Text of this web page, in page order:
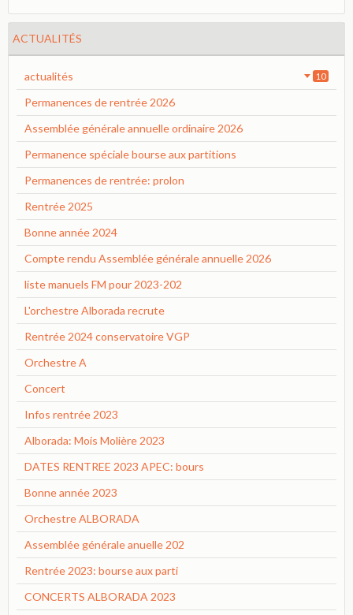
ACTUALITÉS
actualités 10
Permanences de rentrée 2026
Assemblée générale annuelle ordinaire 2026
Permanence spéciale bourse aux partitions
Permanences de rentrée: prolon
Rentrée 2025
Bonne année 2024
Compte rendu Assemblée générale annuelle 2026
liste manuels FM pour 2023-202
L'orchestre Alborada recrute
Rentrée 2024 conservatoire VGP
Orchestre A
Concert
Infos rentrée 2023
Alborada: Mois Molière 2023
DATES RENTREE 2023 APEC: bours
Bonne année 2023
Orchestre ALBORADA
Assemblée générale anuelle 202
Rentrée 2023: bourse aux parti
CONCERTS ALBORADA 2023